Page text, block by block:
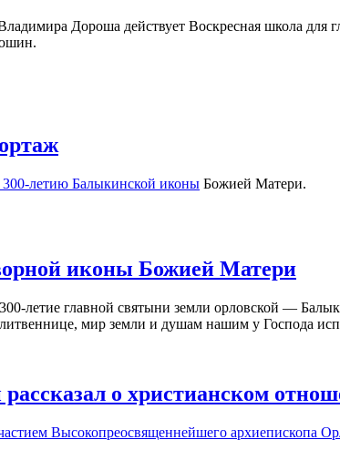
Дороша действует Воскресная школа для
300-летию Балыкинской иконы Божией Матери.
иконы Божией Матери
300-летие главной святыни земли орловской —
мир земли и душам нашим у Господа
о христианском
Высокопреосвященнейшего архиепископа